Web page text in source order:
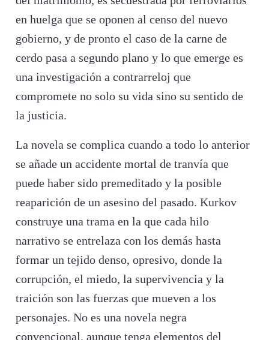
en huelga que se oponen al censo del nuevo
gobierno, y de pronto el caso de la carne de
cerdo pasa a segundo plano y lo que emerge es
una investigación a contrarreloj que
compromete no solo su vida sino su sentido de
la justicia.
La novela se complica cuando a todo lo anterior
se añade un accidente mortal de tranvía que
puede haber sido premeditado y la posible
reaparición de un asesino del pasado. Kurkov
construye una trama en la que cada hilo
narrativo se entrelaza con los demás hasta
formar un tejido denso, opresivo, donde la
corrupción, el miedo, la supervivencia y la
traición son las fuerzas que mueven a los
personajes. No es una novela negra
convencional, aunque tenga elementos del